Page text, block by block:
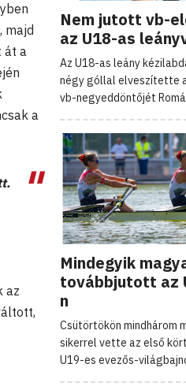
majd
át a
a
az
Nem jutott vb-
az U18-as
Az U18-as leány
négy góllal elveszítette
vb-negyeddöntőjét
Mindegyik
továbbjutott az
n
Csütörtökön mindhárom
sikerrel vette az első
U19-es evezős-